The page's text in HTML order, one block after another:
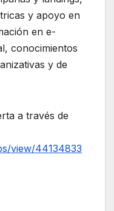
y apoyo en
en e-
conocimientos
y de
a través de
view/44134833